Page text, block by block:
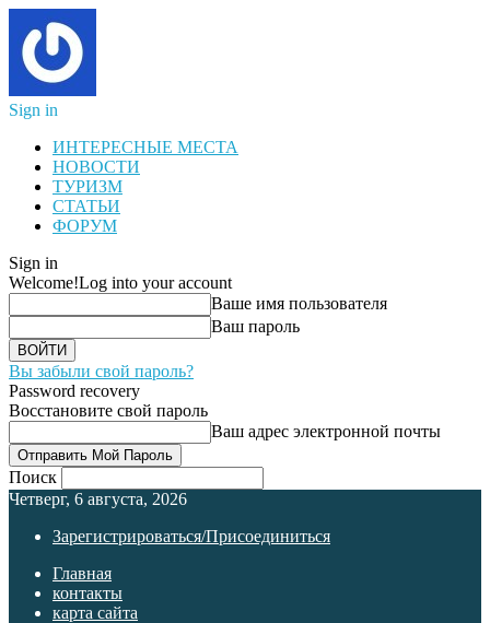
Sign in
ИНТЕРЕСНЫЕ МЕСТА
НОВОСТИ
ТУРИЗМ
СТАТЬИ
ФОРУМ
Sign in
Welcome!Log into your account
Ваше имя пользователя
Ваш пароль
Вы забыли свой пароль?
Password recovery
Восстановите свой пароль
Ваш адрес электронной почты
Поиск
Четверг, 6 августа, 2026
Зарегистрироваться/Присоединиться
Главная
контакты
карта сайта